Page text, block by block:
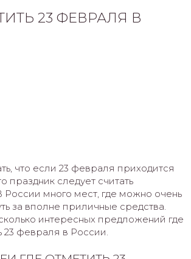
23 ФЕВРАЛЯ В
что если 23 февраля приходится
праздник следует считать
много мест, где можно очень
за вполне приличные средства.
интересных предложений где
февраля в России.